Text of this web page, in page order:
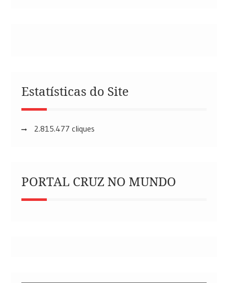
Estatísticas do Site
2.815.477 cliques
PORTAL CRUZ NO MUNDO